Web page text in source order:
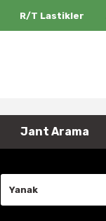
R/T Lastikler
Jant Arama